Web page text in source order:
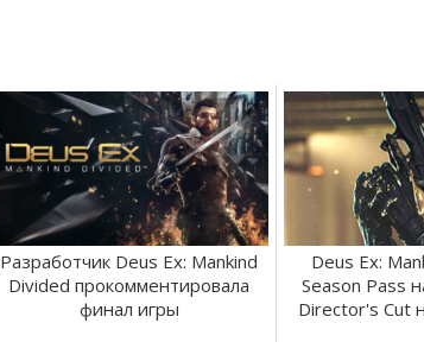
Разработчик Deus Ex: Mankind
Divided прокомментировала
финал игры
Deus Ex:
Season Pass
Director's Cut